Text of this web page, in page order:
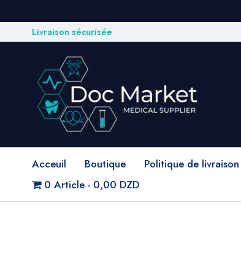
Livraison sécurisée
Acceuil Boutique Politique de livraison
0 Article
0,00 DZD